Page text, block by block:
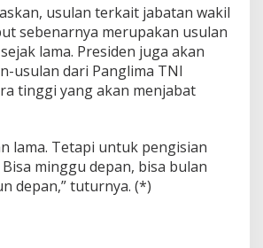
s
r
usulan terkait jabatan wakil
sebenarnya merupakan usulan
lama. Presiden juga akan
usulan dari Panglima TNI
tinggi yang akan menjabat
lama. Tetapi untuk pengisian
minggu depan, bisa bulan
depan,” tuturnya. (*)